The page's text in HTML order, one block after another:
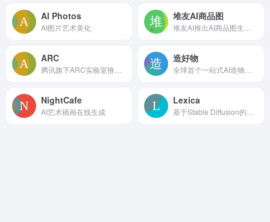
AI Photos
AI图片艺术美化
堆友AI商品图
ARC 造好物
NightCafe
AI艺术插画在线生成
Lexica